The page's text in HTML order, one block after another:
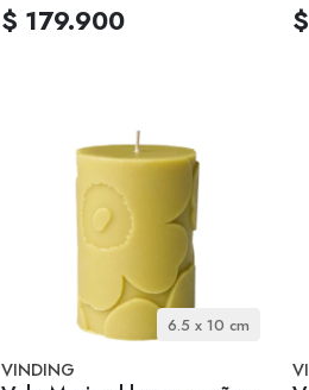
$ 179.900
6.5 x 10 cm
VINDING